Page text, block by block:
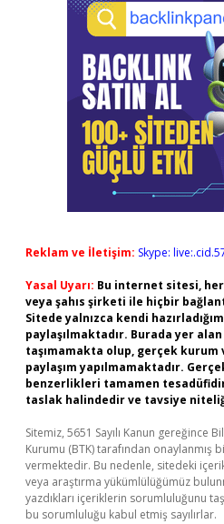
Reklam ve İletişim: Skype:
Yasal Uyarı: Bu internet sitesi,
veya şahıs şirketi ile hiçbir
Sitede yalnızca kendi
paylaşılmaktadır. Burada yer
taşımamakta olup, gerçek kurum
paylaşım yapılmamaktadır.
benzerlikleri tamamen
taslak halindedir ve tavsiye
Sitemiz, 5651 Sayılı Kanun gereğince
Kurumu (BTK) tarafından onaylanmış
vermektedir. Bu nedenle, sitedeki
veya araştırma yükümlülüğümüz
yazdıkları içeriklerin sorumluluğunu
bu sorumluluğu kabul etmiş sayılırlar.